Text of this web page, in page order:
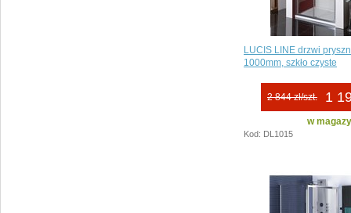
LUCIS LINE drzwi
1000mm, szkło czyste
1
2 844 zł/szt.
w
Kod: DL1015